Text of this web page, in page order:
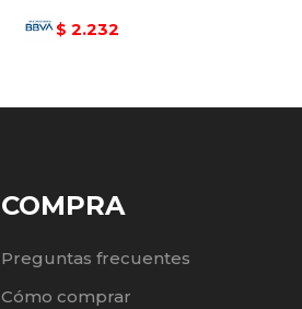
$ 2.232
COMPRA
Preguntas frecuentes
Cómo comprar